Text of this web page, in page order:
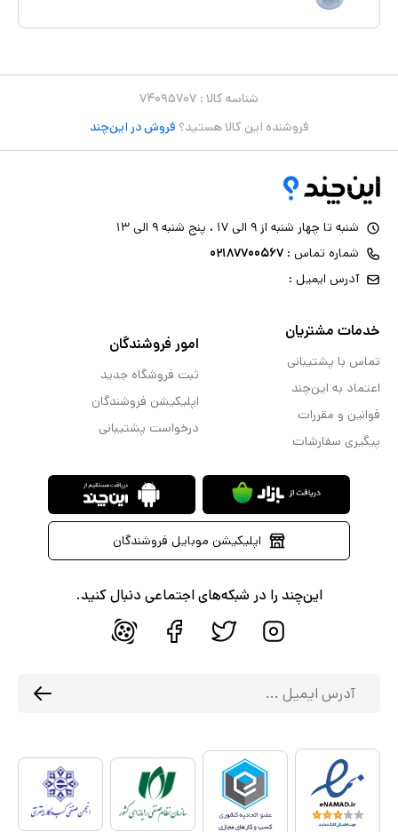
شناسه کالا : ۷۴۰۹۵۷۰۷
فروشنده این کالا هستید؟ فروش در این‌چند
شنبه تا چهار شنبه از ۹ الی ۱۷ ، پنج شنبه ۹ الی ۱۳
شماره تماس : ۰۲۱۸۷۷۰۰۵۶۷
آدرس ایمیل :
خدمات مشتریان
تماس با پشتیبانی
اعتماد به این‌چند
قوانین و مقررات
پیگیری سفارشات
امور فروشندگان
ثبت فروشگاه جدید
اپلیکیشن فروشندگان
درخواست پشتیبانی
اپلیکیشن موبایل فروشندگان
این‌چند را در شبکه‌های اجتماعی دنبال کنید.